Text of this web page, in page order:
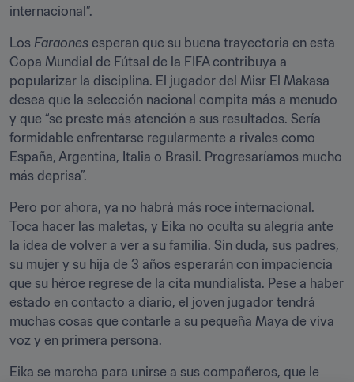
internacional”.
Los Faraones esperan que su buena trayectoria en esta
Copa Mundial de Fútsal de la FIFA contribuya a
popularizar la disciplina. El jugador del Misr El Makasa
desea que la selección nacional compita más a menudo
y que “se preste más atención a sus resultados. Sería
formidable enfrentarse regularmente a rivales como
España, Argentina, Italia o Brasil. Progresaríamos mucho
más deprisa”.
Pero por ahora, ya no habrá más roce internacional.
Toca hacer las maletas, y Eika no oculta su alegría ante
la idea de volver a ver a su familia. Sin duda, sus padres,
su mujer y su hija de 3 años esperarán con impaciencia
que su héroe regrese de la cita mundialista. Pese a haber
estado en contacto a diario, el joven jugador tendrá
muchas cosas que contarle a su pequeña Maya de viva
voz y en primera persona.
Eika se marcha para unirse a sus compañeros, que le